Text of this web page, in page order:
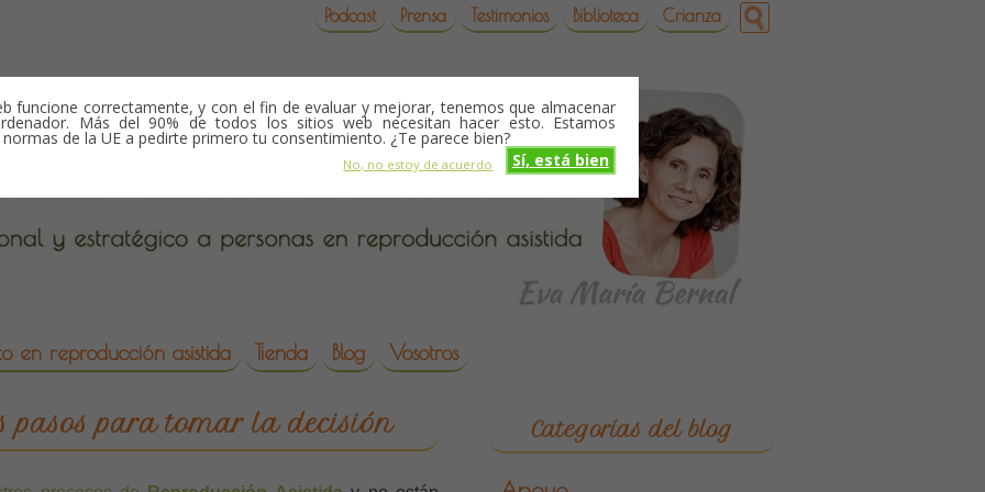
funcione correctamente, y con el fin de evaluar y mejorar, tenemos que almacenar
Más del 90% de todos los sitios web necesitan hacer esto. Estamos
de la UE a pedirte primero tu consentimiento. ¿Te parece bien?
Sí, está bien
No, no estoy de acuerdo
Podcast Prensa Testimonios Biblioteca Crianza
en reproducción asistida Tienda Blog Vosotros
para tomar la decisión Categorías del blog